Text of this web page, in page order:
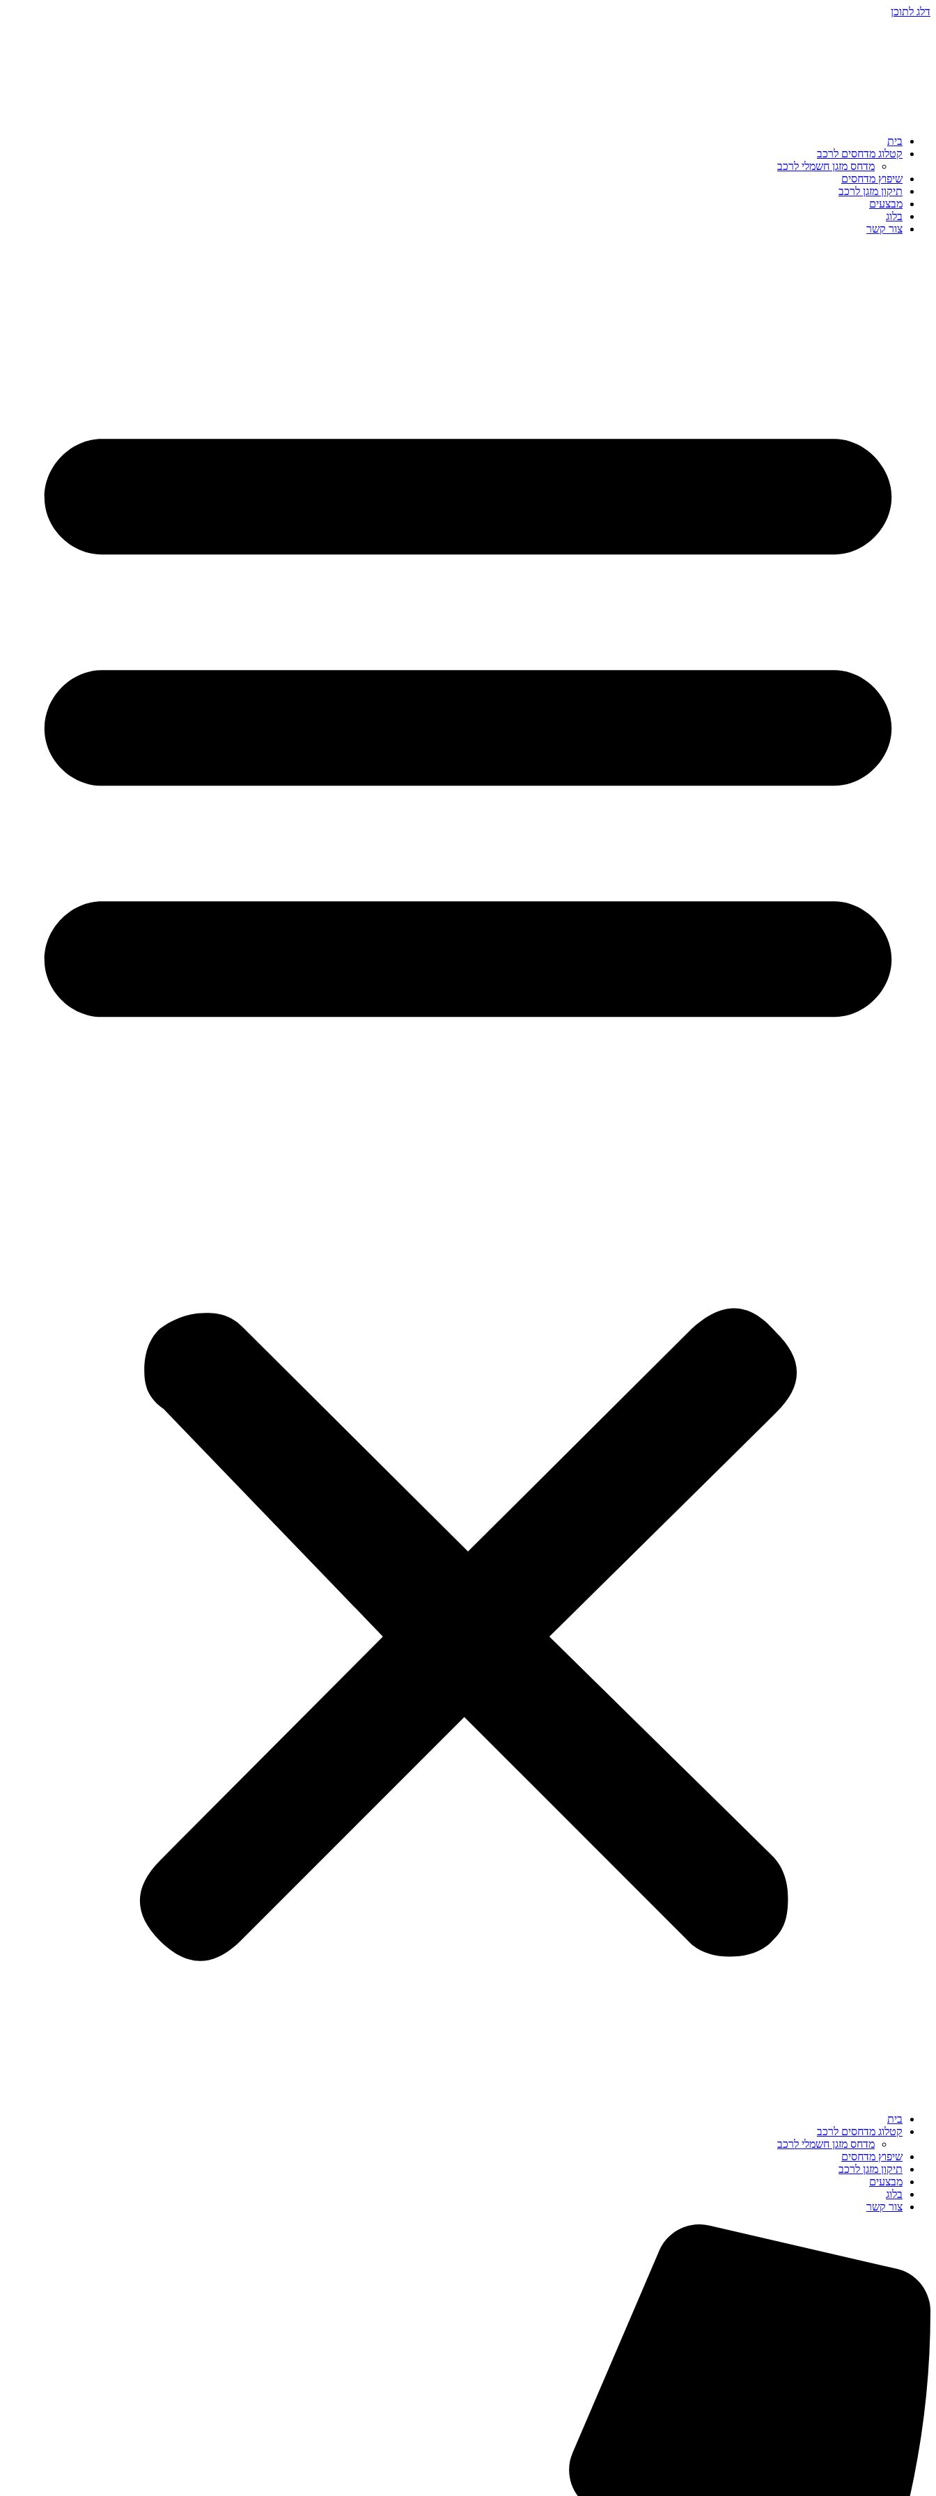
דלג לתוכן
בית
קטלוג מדחסים לרכב
מדחס מזגן חשמלי לרכב
שיפוץ מדחסים
תיקון מזגן לרכב
מבצעים
בלוג
צור קשר
בית
קטלוג מדחסים לרכב
מדחס מזגן חשמלי לרכב
שיפוץ מדחסים
תיקון מזגן לרכב
מבצעים
בלוג
צור קשר